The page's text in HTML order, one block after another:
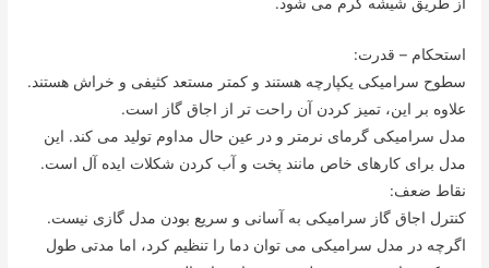
از طریق شیشه گرم می شود.
استحکام – قدرت:
سطوح سرامیکی یکپارچه هستند و کمتر مستعد کثیفی و خراش هستند.
علاوه بر این، تمیز کردن آن راحت تر از اجاق گاز است.
مدل سرامیکی گرمای نرمتر و در عین حال مداوم تولید می کند. این
مدل برای کارهای خاص مانند پخت و آب کردن شکلات ایده آل است.
نقاط ضعف:
کنترل اجاق گاز سرامیکی به آسانی و سریع بودن مدل گازی نیست.
اگرچه در مدل سرامیکی می توان دما را تنظیم کرد، اما مدتی طول